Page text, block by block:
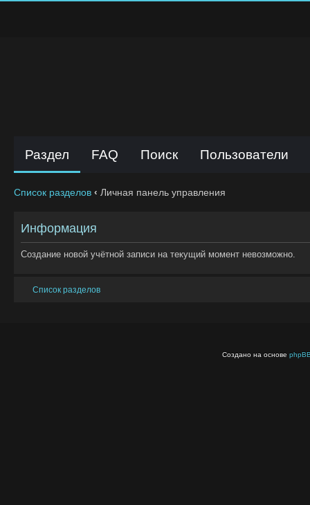
Раздел FAQ Поиск Пользователи
Список разделов ‹ Личная панель управления
Информация
Создание новой учётной записи на текущий момент невозможно.
Список разделов
Создано на основе